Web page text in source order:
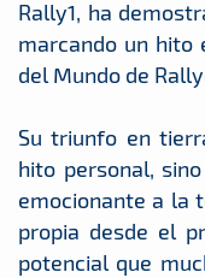
Rally1, ha
marcando un hito
del Mundo de
Su triunfo en
hito personal,
emocionante a la
propia desde el
potencial que